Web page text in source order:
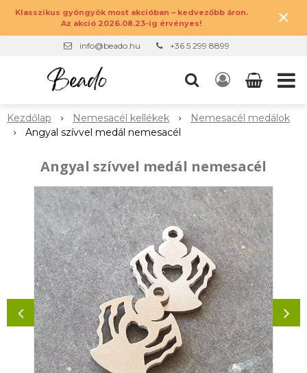
Klasszikus gyöngyök most akcióban – kedvezőbb áron.
Az akció 2026.08.23-ig érvényes!
×
info@beado.hu +36 5 299 8899
Kezdőlap Nemesacél kellékek
Nemesacél medálok
Angyal szívvel medál nemesacél
Angyal szívvel medál nemesacél